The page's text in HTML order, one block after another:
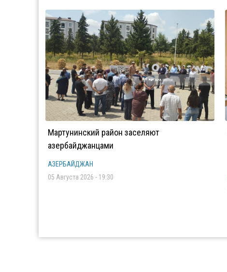
Мартунинский район заселяют
азербайджанцами
АЗЕРБАЙДЖАН
05 Августа 2026 - 19:30